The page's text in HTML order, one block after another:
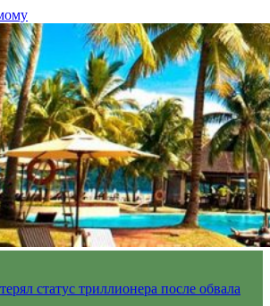
статус триллионера после обвала